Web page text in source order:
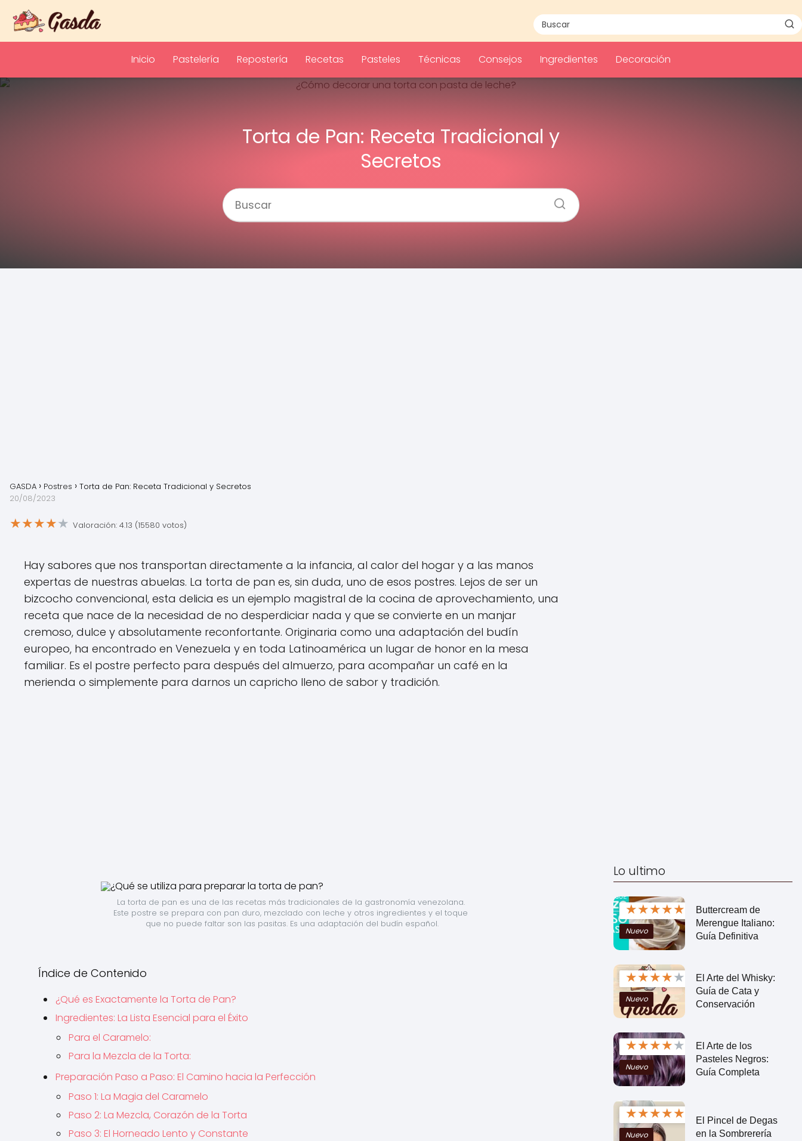
Inicio Pastelería Repostería Recetas Pasteles Técnicas Consejos Ingredientes Decoración
Torta de Pan: Receta Tradicional y
Secretos
GASDA Postres
Torta de Pan: Receta Tradicional y Secretos
20/08/2023
★★★★★ Valoración: 4.13 (15580 votos)
Hay sabores que nos transportan directamente a la infancia, al calor del hogar y a las manos
expertas de nuestras abuelas. La torta de pan es, sin duda, uno de esos postres. Lejos de ser un
bizcocho convencional, esta delicia es un ejemplo magistral de la cocina de aprovechamiento, una
receta que nace de la necesidad de no desperdiciar nada y que se convierte en un manjar
cremoso, dulce y absolutamente reconfortante. Originaria como una adaptación del budín
europeo, ha encontrado en Venezuela y en toda Latinoamérica un lugar de honor en la mesa
familiar. Es el postre perfecto para después del almuerzo, para acompañar un café en la
merienda o simplemente para darnos un capricho lleno de sabor y tradición.
La torta de pan es una de las recetas más tradicionales de la gastronomía venezolana.
Este postre se prepara con pan duro, mezclado con leche y otros ingredientes y el toque
que no puede faltar son las pasitas. Es una adaptación del budín español.
Índice de Contenido
¿Qué es Exactamente la Torta de Pan?
Ingredientes: La Lista Esencial para el Éxito
Para el Caramelo:
Para la Mezcla de la Torta:
Preparación Paso a Paso: El Camino hacia la Perfección
Paso 1: La Magia del Caramelo
Paso 2: La Mezcla, Corazón de la Torta
Paso 3: El Horneado Lento y Constante
Lo ultimo
★★★★★
Nuevo
Buttercream de
Merengue Italiano:
Guía Definitiva
★★★★★
Nuevo
El Arte del Whisky:
Guía de Cata y
Conservación
★★★★★
Nuevo
El Arte de los
Pasteles Negros:
Guía Completa
★★★★★
Nuevo
El Pincel de Degas
en la Sombrerería